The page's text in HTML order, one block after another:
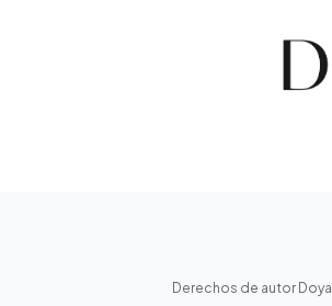
​Derechos de autor Doya